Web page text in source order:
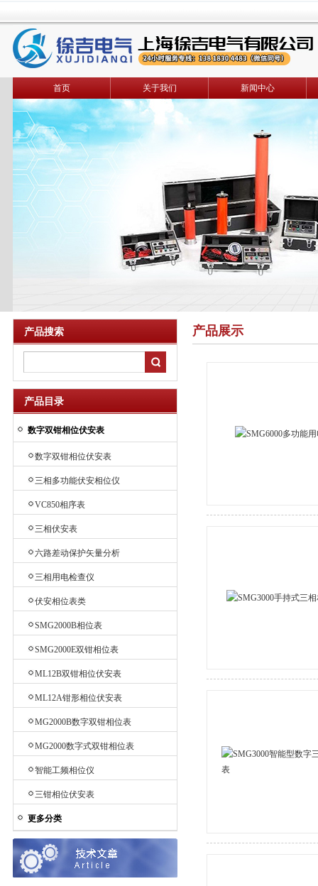
首页 关于我们 新闻中心
产品搜索
产品目录
数字双钳相位伏安表
数字双钳相位伏安表
三相多功能伏安相位仪
VC850相序表
三相伏安表
六路差动保护矢量分析
三相用电检查仪
伏安相位表类
SMG2000B相位表
SMG2000E双钳相位表
ML12B双钳相位伏安表
ML12A钳形相位伏安表
MG2000B数字双钳相位表
MG2000数字式双钳相位表
智能工频相位仪
三钳相位伏安表
更多分类
产品展示